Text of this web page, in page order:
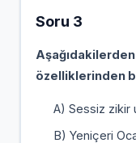
Soru 3
özelliklerinden
A) Sessiz zikir
B) Yeniçeri